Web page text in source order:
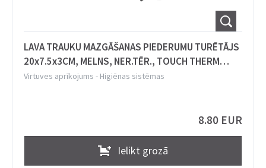
LAVA TRAUKU MAZGĀŠANAS PIEDERUMU TURĒTĀJS
20x7.5x3CM, MELNS, NER.TĒR., TOUCH THERM
PĀRKL., Metaltex
Virtuves aprīkojums - Higiēnas sistēmas
8.80 EUR
Ielikt grozā